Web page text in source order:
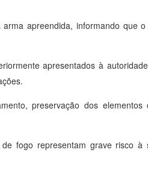
apreendida, informando que
apresentados à
preservação dos
fogo representam grave risco